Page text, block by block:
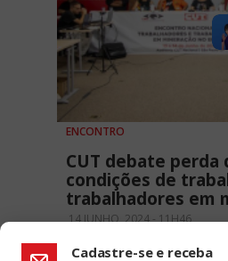
ENCONTRO
CUT debate perda
condições de
trabalhadores em
14 JUNHO, 2024 - 11H46
Cadastre-se e receba